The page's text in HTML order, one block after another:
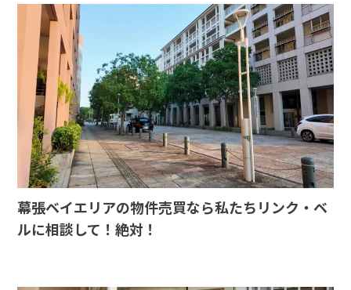
幕張ベイエリアの物件売買なら私たちリンク・ベ
ルに相談して！絶対！